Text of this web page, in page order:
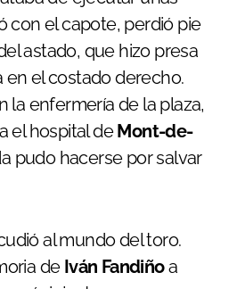
con el capote, perdió pie
astado, que hizo presa
el costado derecho.
la enfermería de la plaza,
el hospital deMont-de-
pudo hacerse por salvar
al mundo del toro.
de Iván Fandiñoa